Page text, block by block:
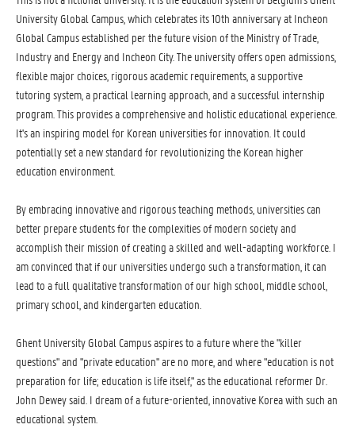
University Global Campus, which celebrates its 10th anniversary at Incheon
Global Campus established per the future vision of the Ministry of Trade,
Industry and Energy and Incheon City. The university offers open admissions,
flexible major choices, rigorous academic requirements, a supportive
tutoring system, a practical learning approach, and a successful internship
program. This provides a comprehensive and holistic educational experience.
It's an inspiring model for Korean universities for innovation. It could
potentially set a new standard for revolutionizing the Korean higher
education environment.
By embracing innovative and rigorous teaching methods, universities can
better prepare students for the complexities of modern society and
accomplish their mission of creating a skilled and well-adapting workforce. I
am convinced that if our universities undergo such a transformation, it can
lead to a full qualitative transformation of our high school, middle school,
primary school, and kindergarten education.
Ghent University Global Campus aspires to a future where the "killer
questions" and "private education" are no more, and where "education is not
preparation for life; education is life itself," as the educational reformer Dr.
John Dewey said. I dream of a future-oriented, innovative Korea with such an
educational system.